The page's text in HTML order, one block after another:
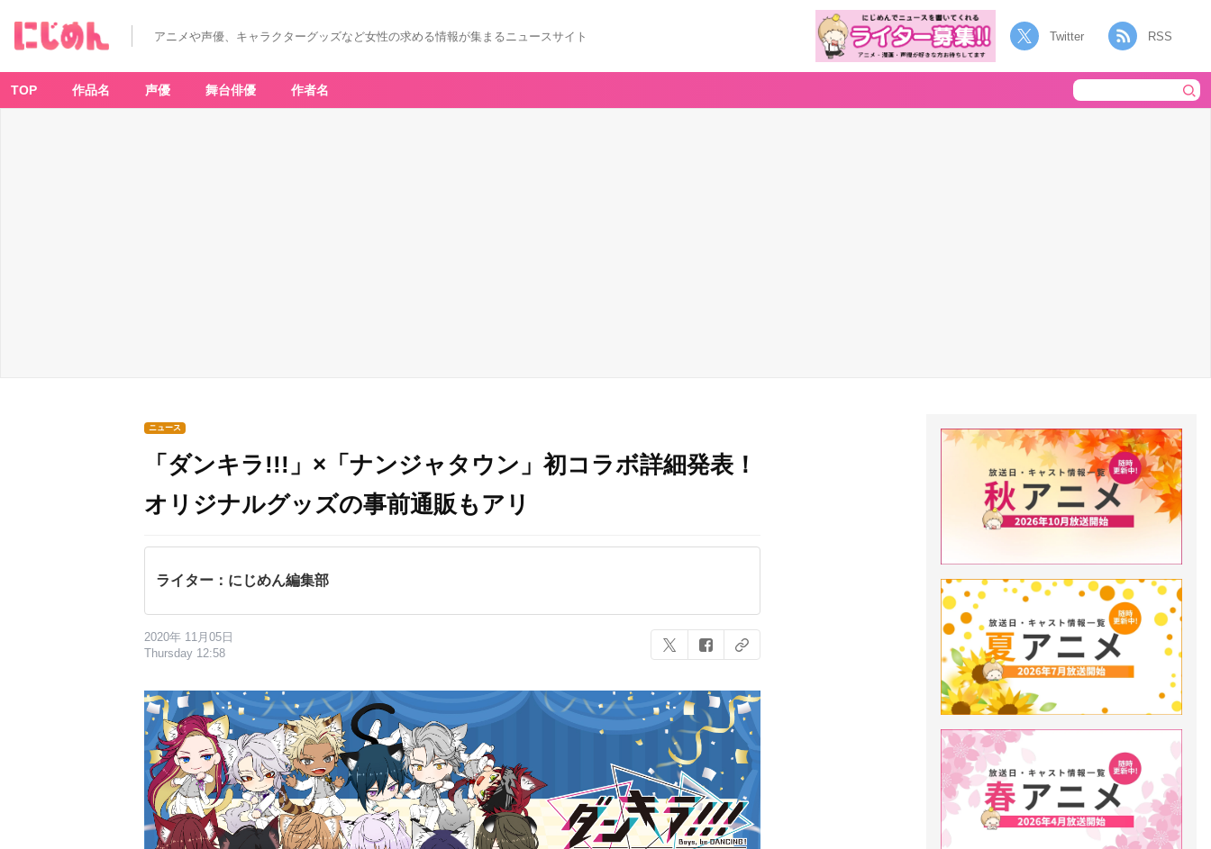
アニメや声優、キャラクターグッズなど女性の求める情報が集まるニュースサイト Twitter RSS
TOP 作品名 声優 舞台俳優 作者名
ニュース
「ダンキラ!!!」×「ナンジャタウン」初コラボ詳細発表！
オリジナルグッズの事前通販もアリ
ライター：にじめん編集部
2020年 11月05日
Thursday 12:58